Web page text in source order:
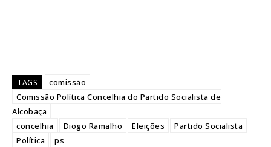
TAGS
comissão
Comissão Política Concelhia do Partido Socialista de
Alcobaça
concelhia
Diogo Ramalho Eleições
Partido Socialista
Política
ps